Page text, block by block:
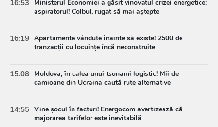
16:53
Ministerul Economiei a găsit vinovatul crizei energetice:
aspiratorul! Colbul, rugat să mai aștepte
16:19 Apartamente vândute înainte să existe! 2500 de
tranzacții cu locuințe încă neconstruite
15:08 Moldova, în calea unui tsunami logistic! Mii de
camioane din Ucraina caută rute alternative
14:55 Vine șocul în facturi! Energocom avertizează că
majorarea tarifelor este inevitabilă